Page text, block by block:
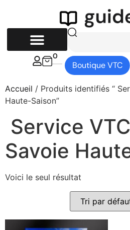
0
Boutique VTC
Accueil / Produits identifiés “
Haute-Saison”
Service
Savoie
Voici le seul résultat